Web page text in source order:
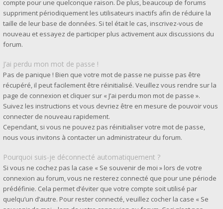
compte pour une quelconque raison. De plus, beaucoup de forums
suppriment périodiquement les utilisateurs inactifs afin de réduire la
taille de leur base de données. Si tel était le cas, inscrivez-vous de
nouveau et essayez de participer plus activement aux discussions du
forum.
J’ai perdu mon mot de passe !
Pas de panique ! Bien que votre mot de passe ne puisse pas être
récupéré, il peut facilement être réinitialisé. Veuillez vous rendre sur la
page de connexion et cliquer sur « J’ai perdu mon mot de passe ».
Suivez les instructions et vous devriez être en mesure de pouvoir vous
connecter de nouveau rapidement.
Cependant, si vous ne pouvez pas réinitialiser votre mot de passe,
nous vous invitons à contacter un administrateur du forum.
Pourquoi suis-je déconnecté automatiquement ?
Si vous ne cochez pas la case « Se souvenir de moi » lors de votre
connexion au forum, vous ne resterez connecté que pour une période
prédéfinie. Cela permet d’éviter que votre compte soit utilisé par
quelqu’un d’autre. Pour rester connecté, veuillez cocher la case « Se